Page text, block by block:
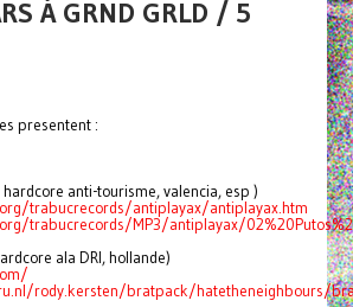
À GRND GRLD / 5
presentent :
anti-tourisme, valencia, esp )
trabucrecords/antiplayax/antiplayax.htm
trabucrecords/MP3/antiplayax/
ala DRI, hollande)
rody.kersten/bratpack/hatetheneighbours/